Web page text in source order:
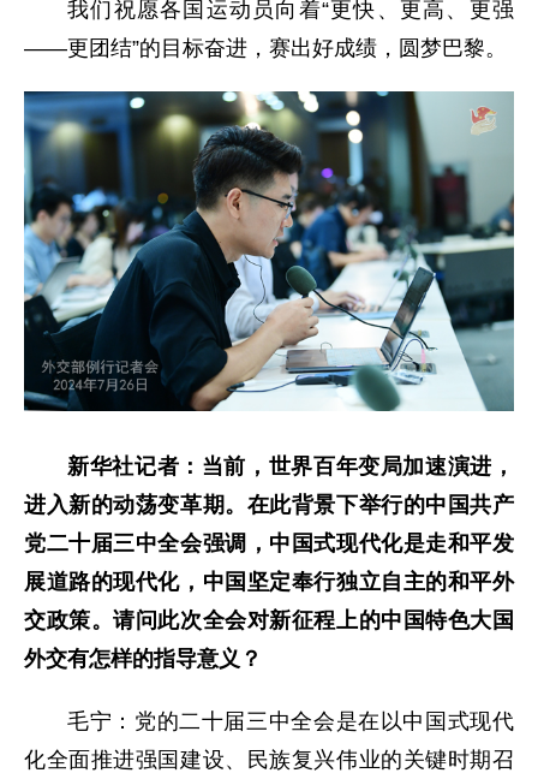
我们祝愿各国运动员向着“更快、更高、更强
——更团结”的目标奋进，赛出好成绩，圆梦巴黎。
新华社记者：当前，世界百年变局加速演进，
进入新的动荡变革期。在此背景下举行的中国共产
党二十届三中全会强调，中国式现代化是走和平发
展道路的现代化，中国坚定奉行独立自主的和平外
交政策。请问此次全会对新征程上的中国特色大国
外交有怎样的指导意义？
毛宁：党的二十届三中全会是在以中国式现代
化全面推进强国建设、民族复兴伟业的关键时期召